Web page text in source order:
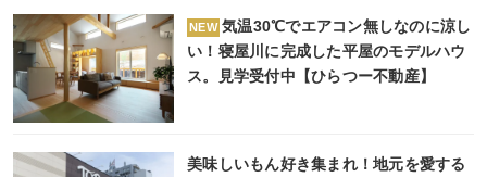
NEW 気温30℃でエアコン無しなのに涼し
い！寝屋川に完成した平屋のモデルハウ
ス。見学受付中【ひらつー不動産】
美味しいもん好き集まれ！地元を愛する